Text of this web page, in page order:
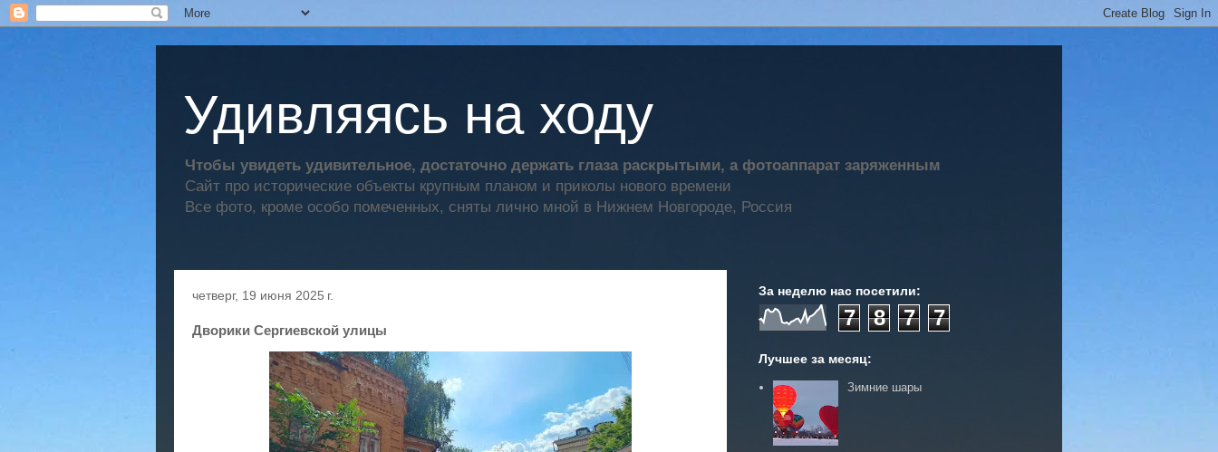
Удивляясь на ходу
Чтобы увидеть удивительное, достаточно держать глаза раскрытыми, а фотоаппарат заряженным
Сайт про исторические объекты крупным планом и приколы нового времени
Все фото, кроме особо помеченных, сняты лично мной в Нижнем Новгороде, Россия
четверг, 19 июня 2025 г.
Дворики Сергиевской улицы
За неделю нас посетили:
7 8 7 7
Лучшее за месяц:
Зимние шары